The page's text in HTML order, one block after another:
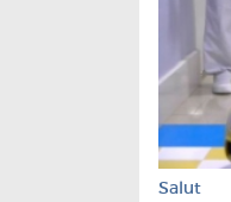
Salut